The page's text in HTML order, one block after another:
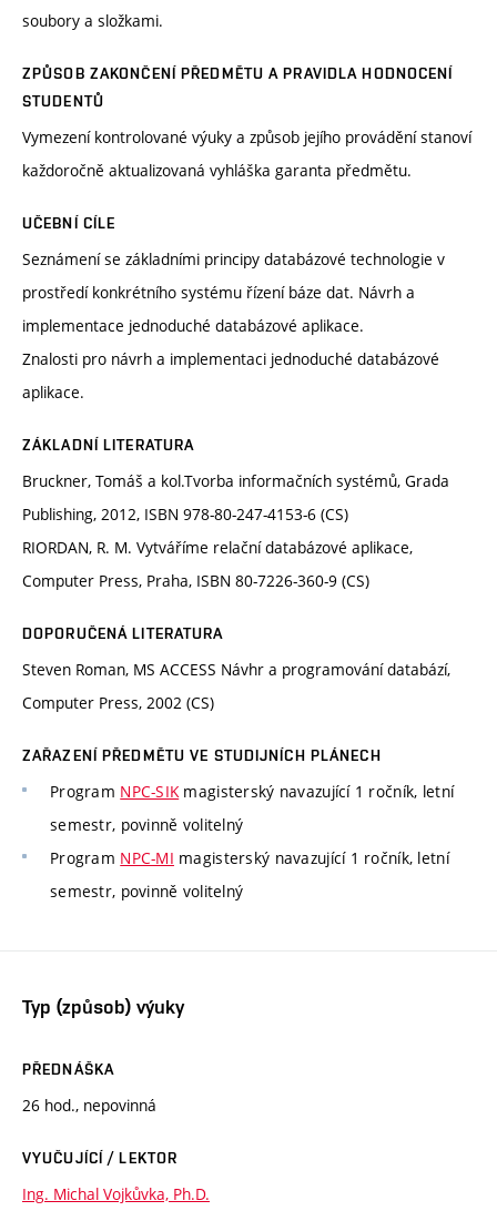
soubory a složkami.
ZPŮSOB ZAKONČENÍ PŘEDMĚTU A PRAVIDLA HODNOCENÍ
STUDENTŮ
Vymezení kontrolované výuky a způsob jejího provádění stanoví
každoročně aktualizovaná vyhláška garanta předmětu.
UČEBNÍ CÍLE
Seznámení se základními principy databázové technologie v
prostředí konkrétního systému řízení báze dat. Návrh a
implementace jednoduché databázové aplikace.
Znalosti pro návrh a implementaci jednoduché databázové
aplikace.
ZÁKLADNÍ LITERATURA
Bruckner, Tomáš a kol.Tvorba informačních systémů, Grada
Publishing, 2012, ISBN 978-80-247-4153-6 (CS)
RIORDAN, R. M. Vytváříme relační databázové aplikace,
Computer Press, Praha, ISBN 80-7226-360-9 (CS)
DOPORUČENÁ LITERATURA
Steven Roman, MS ACCESS Návhr a programování databází,
Computer Press, 2002 (CS)
ZAŘAZENÍ PŘEDMĚTU VE STUDIJNÍCH PLÁNECH
Program NPC-SIKmagisterský navazující 1 ročník, letní
semestr, povinně volitelný
Program NPC-MI magisterský navazující 1 ročník, letní
semestr, povinně volitelný
Typ (způsob) výuky
PŘEDNÁŠKA
26 hod., nepovinná
VYUČUJÍCÍ / LEKTOR
Ing. Michal Vojkůvka, Ph.D.